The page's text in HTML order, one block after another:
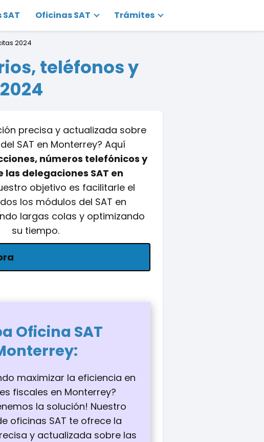
Oficinas SAT Trámites
2024
teléfonos y
precisa y actualizada sobre
SAT en Monterrey? Aquí
números telefónicos y
las delegaciones SAT en
objetivo es facilitarle el
los módulos del SAT en
largas colas y optimizando
su tiempo.
Oficina SAT
:
maximizar la eficiencia en
fiscales en Monterrey?
la solución! Nuestro
oficinas SAT te ofrece la
y actualizada sobre las